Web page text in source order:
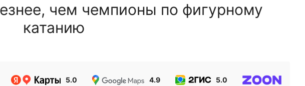
чем чемпионы по фигурному
катанию
5.0 4.9 5.0